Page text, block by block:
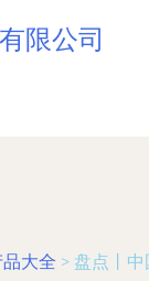
限公司
品大全 > 盘点丨